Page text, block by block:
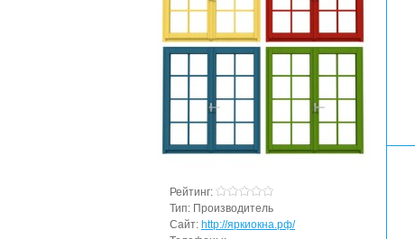
Рейтинг:
Тип: Производитель
Сайт: http://яркиокна.рф/